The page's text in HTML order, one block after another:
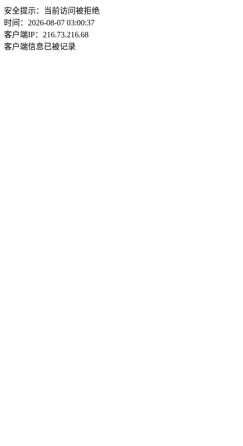
安全提示：当前访问被拒绝
时间：2026-08-07 03:00:37
客户端IP：216.73.216.68
客户端信息已被记录